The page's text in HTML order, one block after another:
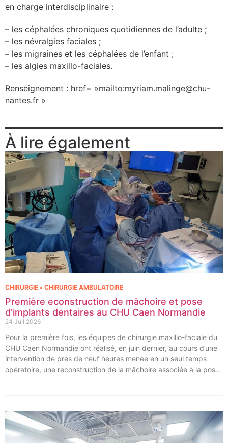
l’éditeur
un CHU
en charge interdisciplinaire :
– les céphalées chroniques quotidiennes de l’adulte ;
– les névralgies faciales ;
– les migraines et les céphalées de l’enfant ;
– les algies maxillo-faciales.
Renseignement : href= »mailto:myriam.malinge@chu-
nantes.fr »
À lire également
Première econstruction de mâchoire et pose
d’implants dentaires au CHU Caen Normandie
24 Juil 2026
CHIRURGIE • CHIRURGIE AMBULATOIRE
Pour la première fois, les équipes de chirurgie maxillo-faciale du
CHU Caen Normandie ont réalisé, en juin dernier, au cours d’une
intervention de près de neuf heures menée en un seul temps
opératoire, une reconstruction de la mâchoire associée à la pose